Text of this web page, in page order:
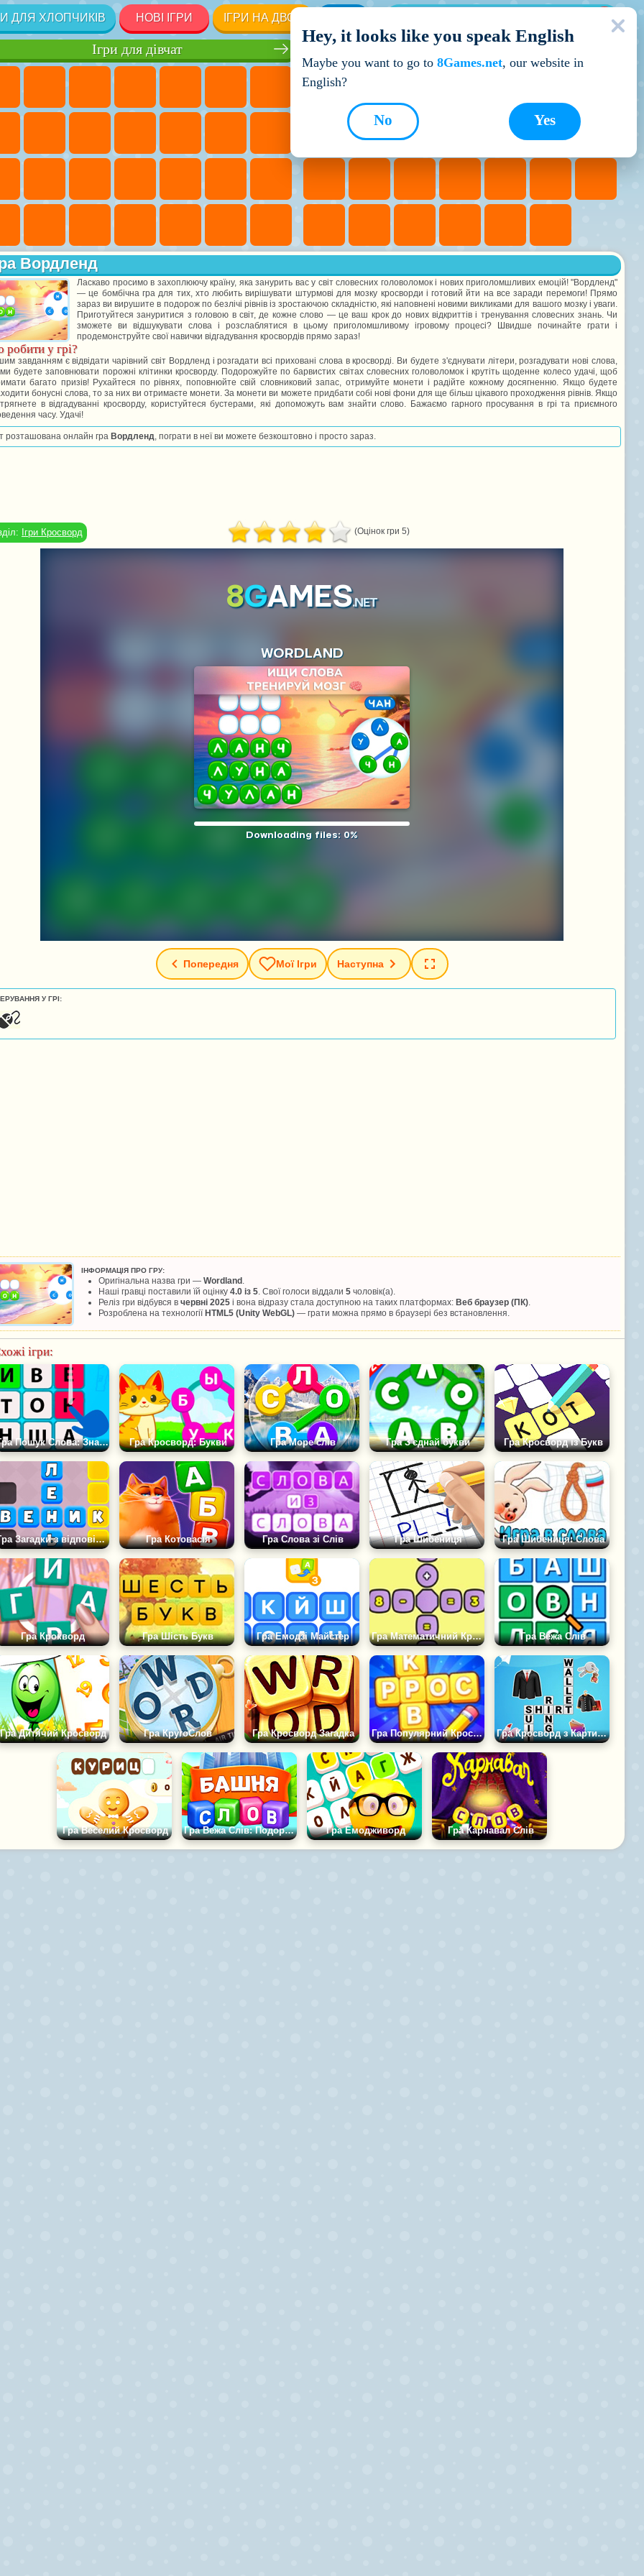
ДЛЯ ХЛОПЧИКІВ НОВІ ІГРИ ІГРИ НА ДВОХ
Кращі ігри
Ігри для дівчат
Вордленд
Ласкаво просимо в захоплюючу країну, яка занурить вас у світ словесних головоломок і нових приголомшливих емоцій! "Вордленд"
— це бомбічна гра для тих, хто любить вирішувати штурмові для мозку кросворди і готовий йти на все заради перемоги! Прямо
зараз ви вирушите в подорож по безлічі рівнів із зростаючою складністю, які наповнені новими викликами для вашого мозку і уваги.
Приготуйтеся зануритися з головою в світ, де кожне слово — це ваш крок до нових відкриттів і тренування словесних знань. Чи
зможете ви відшукувати слова і розслаблятися в цьому приголомшливому ігровому процесі? Швидше починайте грати і
продемонструйте свої навички відгадування кросвордів прямо зараз!
у грі?
завданням є відвідати чарівний світ Вордленд і розгадати всі приховані слова в кросворді. Ви будете з'єднувати літери, розгадувати нові слова,
будете заповнювати порожні клітинки кросворду. Подорожуйте по барвистих світах словесних головоломок і крутіть щоденне колесо удачі, щоб
багато призів! Рухайтеся по рівнях, поповнюйте свій словниковий запас, отримуйте монети і радійте кожному досягненню. Якщо будете
бонусні слова, то за них ви отримаєте монети. За монети ви можете придбати собі нові фони для ще більш цікавого проходження рівнів. Якщо
в відгадуванні кросворду, користуйтеся бустерами, які допоможуть вам знайти слово. Бажаємо гарного просування в грі та приємного
часу. Удачі!
розташована онлайн гра Вордленд, пограти в неї ви можете безкоштовно і просто зараз.
Ігри Кросворд (Оцінок гри 5)
Попередня Мої Ігри Наступна
У ГРІ:
ІНФОРМАЦІЯ ПРО ГРУ:
Оригінальна назва гри — Wordland .
Наші гравці поставили їй оцінку 4.0 із 5. Свої голоси віддали 5 чоловік(а).
Реліз гри відбувся в червні 2025 і вона відразу стала доступною на таких платформах: Веб браузер (ПК).
Розроблена на технології HTML5 (Unity WebGL) — грати можна прямо в браузері без встановлення.
ігри:
Гра Пошук Слова: Знайди Все Гра Кросворд: Букви Гра Море слів Гра З'єднай букви Гра Кросворд із Букв
Гра Загадки з відповідями Гра Котовасія Гра Слова зі Слів Гра Шибениця Гра Шибениця: Слова
Гра Крокворд Гра Шість Букв Гра Емодзі Майстер Гра Математичний Кросворд: Вирішуй Приклади Гра Вежа Слів
Гра Дитячий Кросворд Гра КругоСлов Гра Кросворд Загадка Гра Популярний Кросворд Гра Кросворд з Картинками
Гра Веселий Кросворд Гра Вежа Слів: Подорож Жаби Гра Емодживорд Гра Карнавал Слів
Hey, it looks like you speak English
Maybe you want to go to 8Games.net, our website in
English?
Yes
No